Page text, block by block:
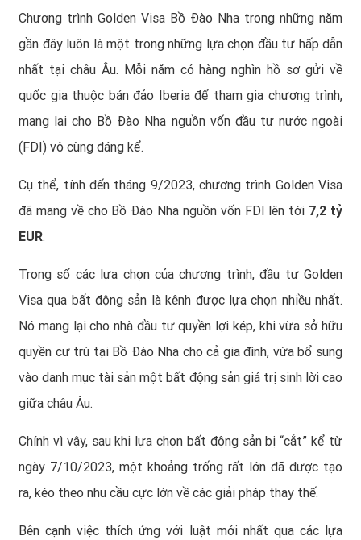
Chương trình Golden Visa Bồ Đào Nha trong những năm
gần đây luôn là một trong những lựa chọn đầu tư hấp dẫn
nhất tại châu Âu. Mỗi năm có hàng nghìn hồ sơ gửi về
quốc gia thuộc bán đảo Iberia để tham gia chương trình,
mang lại cho Bồ Đào Nha nguồn vốn đầu tư nước ngoài
(FDI) vô cùng đáng kể.
Cụ thể, tính đến tháng 9/2023, chương trình Golden Visa
đã mang về cho Bồ Đào Nha nguồn vốn FDI lên tới 7,2 tỷ
EUR.
Trong số các lựa chọn của chương trình, đầu tư Golden
Visa qua bất động sản là kênh được lựa chọn nhiều nhất.
Nó mang lại cho nhà đầu tư quyền lợi kép, khi vừa sở hữu
quyền cư trú tại Bồ Đào Nha cho cả gia đình, vừa bổ sung
vào danh mục tài sản một bất động sản giá trị sinh lời cao
giữa châu Âu.
Chính vì vậy, sau khi lựa chọn bất động sản bị “cắt” kể từ
ngày 7/10/2023, một khoảng trống rất lớn đã được tạo
ra, kéo theo nhu cầu cực lớn về các giải pháp thay thế.
Bên cạnh việc thích ứng với luật mới nhất qua các lựa